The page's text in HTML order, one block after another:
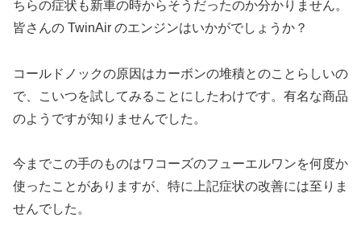
ちらの症状も新車の時からそうだったのか分かりません。
皆さんの TwinAir のエンジンはいかがでしょうか？
コールドノックの原因はカーボンの堆積とのことらしいの
で、こいつを試してみることにしたわけです。有名な商品
のようですが知りませんでした。
今までこの手のものはワコーズのフューエルワンを何度か
使ったことがありますが、特に上記症状の改善には至りま
せんでした。